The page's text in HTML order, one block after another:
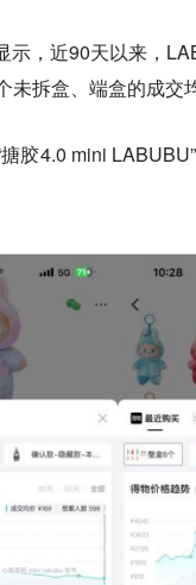
示，近90天以来，
未拆盒、端盒的成交
胶4.0 mini